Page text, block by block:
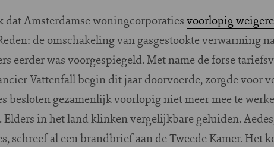
dat Amsterdamse woningcorporatiesvoorlopig
de omschakeling van gasgestookte verwarming
eerder was voorgespiegeld. Met name de forse
Vattenfall begin dit jaar doorvoerde, zorgde voor
besloten gezamenlijk voorlopig niet meer mee te
in het land klinken vergelijkbare geluiden.
schreef al een brandbrief aan de Tweede Kamer. Het